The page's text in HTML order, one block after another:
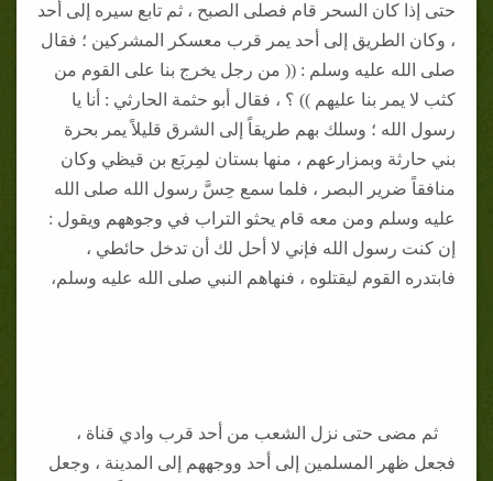
حتى إذا كان السحر قام فصلى الصبح ، ثم تابع سيره إلى أحد
، وكان الطريق إلى أحد يمر قرب معسكر المشركين ؛ فقال
صلى الله عليه وسلم : (( من رجل يخرج بنا على القوم من
كثب لا يمر بنا عليهم )) ؟ ، فقال أبو حثمة الحارثي : أنا يا
رسول الله ؛ وسلك بهم طريقاً إلى الشرق قليلاً يمر بحرة
بني حارثة وبمزارعهم ، منها بستان لمِربَع بن قيظي وكان
منافقاً ضرير البصر ، فلما سمع حِسَّ رسول الله صلى الله
عليه وسلم ومن معه قام يحثو التراب في وجوههم ويقول :
إن كنت رسول الله فإني لا أحل لك أن تدخل حائطي ،
فابتدره القوم ليقتلوه ، فنهاهم النبي صلى الله عليه وسلم،
ثم مضى حتى نزل الشعب من أحد قرب وادي قناة ،
فجعل ظهر المسلمين إلى أحد ووجههم إلى المدينة ، وجعل